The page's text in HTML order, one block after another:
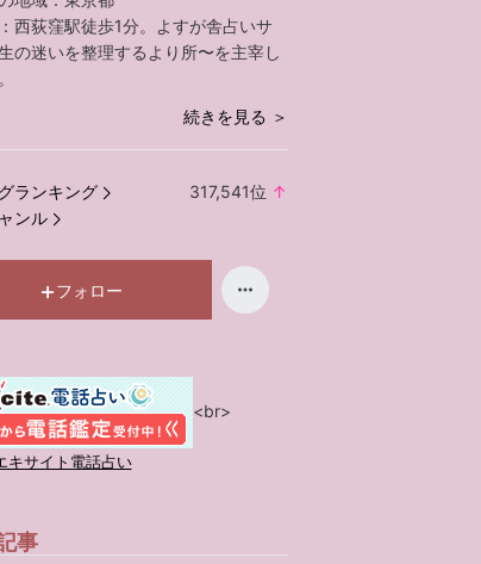
西荻窪駅徒歩1分。よすが舎占いサ
の迷いを整理するより所〜を主宰し
続きを見る ＞
ランキング 317,541位 ↑
ンル
フォロー
<br>
キサイト電話占い
事